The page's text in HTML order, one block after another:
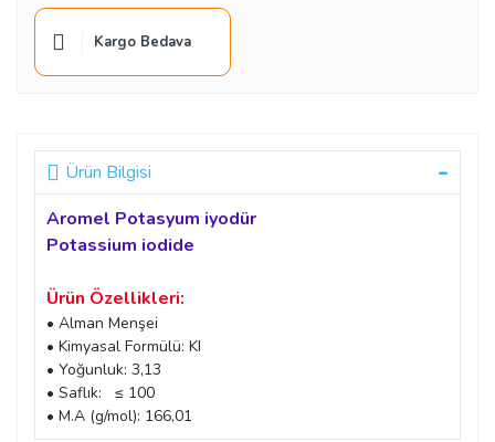
Kargo Bedava
Ürün Bilgisi
Aromel Potasyum iyodür
Potassium iodide
Ürün Özellikleri:
• Alman Menşei
• Kimyasal Formülü: KI
• Yoğunluk: 3,13
• Saflık: ≤ 100
• M.A (g/mol): 166,01